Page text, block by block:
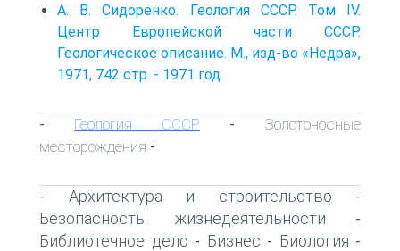
А. В. Сидоренко. Геология СССР. Том IV.
Центр Европейской части СССР.
Геологическое описание. М., изд-во «Недра»,
1971, 742 стр. - 1971 год
- Геология СССР - Золотоносные
месторождения -
- Архитектура и строительство -
Безопасность жизнедеятельности -
Библиотечное дело - Бизнес - Биология -